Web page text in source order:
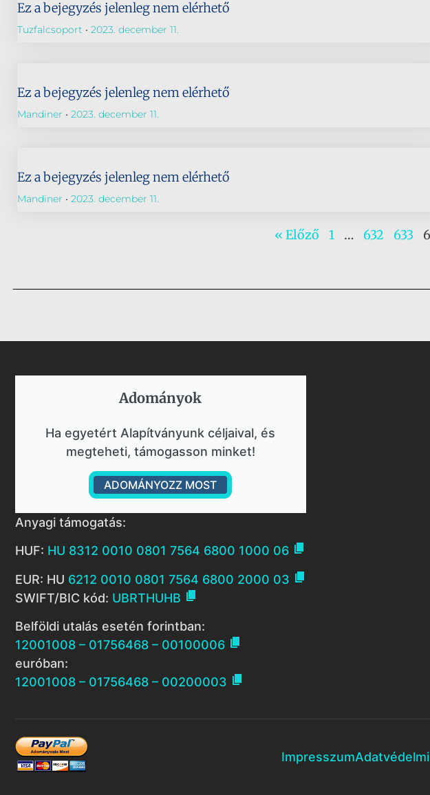
Ez a bejegyzés jelenleg nem elérhető
Tuzfalcsoport 2023. december 11.
Ez a bejegyzés jelenleg nem elérhető
Mandiner 2023. december 11.
Ez a bejegyzés jelenleg nem elérhető
Mandiner 2023. december 11.
« Előző 1 … 632 633
Adományok​
Ha egyetért Alapítványunk céljaival, és
megteheti, támogasson minket!
ADOMÁNYOZZ MOST
Anyagi támogatás:
HUF: HU 8312 0010 0801 7564 6800 1000 06 
EUR: HU 6212 0010 0801 7564 6800 2000 03 
SWIFT/BIC kód: UBRTHUHB 
Belföldi utalás esetén forintban:
12001008 – 01756468 – 00100006 
euróban:
12001008 – 01756468 – 00200003 
Impresszum